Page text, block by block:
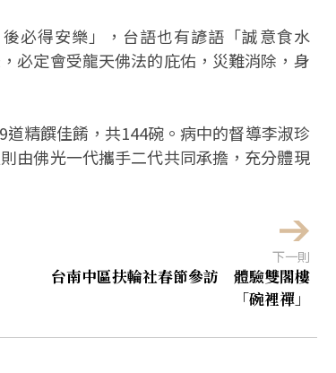
必得安樂」，台語也有諺語「誠意食水
必定會受龍天佛法的庇佑，災難消除，身
精饌佳餚，共144碗。病中的督導李淑珍
由佛光一代攜手二代共同承擔，充分體現
下一則
台南中區扶輪社春節參訪 體驗雙閣樓
「碗裡禪」